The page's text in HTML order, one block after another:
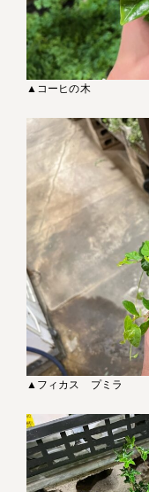
▲コーヒの木
▲フィカス プミラ